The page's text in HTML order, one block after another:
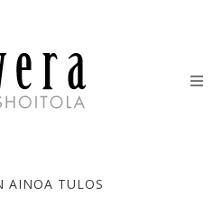
AINOA TULOS